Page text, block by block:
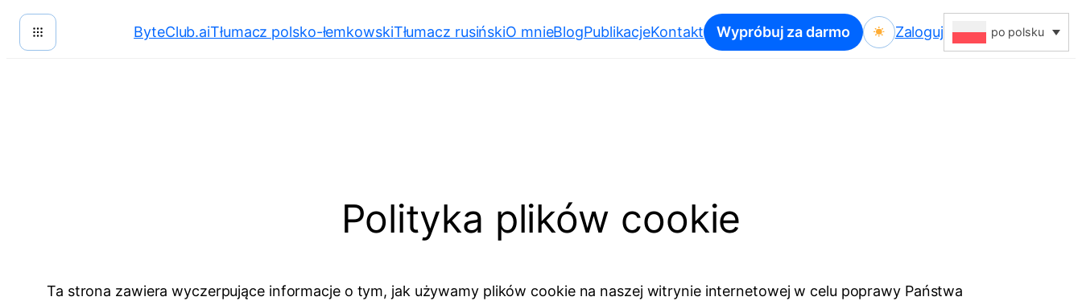
Przejdź
ByteClub.aiTłumacz polsko-łemkowskiTłumacz rusińskiO mnieBlogPublikacjeKontakt Wypróbuj za darmo Zaloguj po polsku
Polityka plików cookie
Ta strona zawiera wyczerpujące informacje o tym, jak używamy plików cookie na naszej witrynie internetowej w celu poprawy Państwa